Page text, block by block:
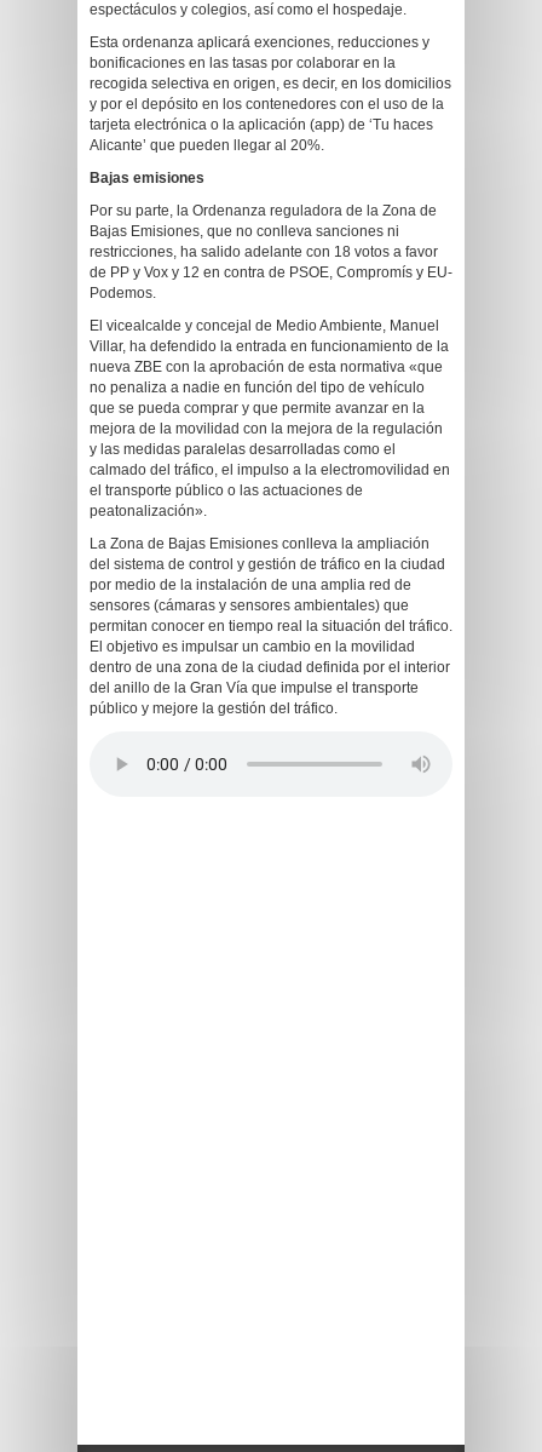
espectáculos y colegios, así como el hospedaje.
Esta ordenanza aplicará exenciones, reducciones y
bonificaciones en las tasas por colaborar en la
recogida selectiva en origen, es decir, en los domicilios
y por el depósito en los contenedores con el uso de la
tarjeta electrónica o la aplicación (app) de ‘Tu haces
Alicante’ que pueden llegar al 20%.
Bajas emisiones
Por su parte, la Ordenanza reguladora de la Zona de
Bajas Emisiones, que no conlleva sanciones ni
restricciones, ha salido adelante con 18 votos a favor
de PP y Vox y 12 en contra de PSOE, Compromís y EU-
Podemos.
El vicealcalde y concejal de Medio Ambiente, Manuel
Villar, ha defendido la entrada en funcionamiento de la
nueva ZBE con la aprobación de esta normativa «que
no penaliza a nadie en función del tipo de vehículo
que se pueda comprar y que permite avanzar en la
mejora de la movilidad con la mejora de la regulación
y las medidas paralelas desarrolladas como el
calmado del tráfico, el impulso a la electromovilidad en
el transporte público o las actuaciones de
peatonalización».
La Zona de Bajas Emisiones conlleva la ampliación
del sistema de control y gestión de tráfico en la ciudad
por medio de la instalación de una amplia red de
sensores (cámaras y sensores ambientales) que
permitan conocer en tiempo real la situación del tráfico.
El objetivo es impulsar un cambio en la movilidad
dentro de una zona de la ciudad definida por el interior
del anillo de la Gran Vía que impulse el transporte
público y mejore la gestión del tráfico.